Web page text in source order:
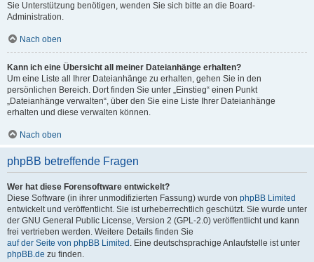
Sie Unterstützung benötigen, wenden Sie sich bitte an die Board-
Administration.
Nach oben
Kann ich eine Übersicht all meiner Dateianhänge erhalten?
Um eine Liste all Ihrer Dateianhänge zu erhalten, gehen Sie in den
persönlichen Bereich. Dort finden Sie unter „Einstieg“ einen Punkt
„Dateianhänge verwalten“, über den Sie eine Liste Ihrer Dateianhänge
erhalten und diese verwalten können.
Nach oben
phpBB betreffende Fragen
Wer hat diese Forensoftware entwickelt?
Diese Software (in ihrer unmodifizierten Fassung) wurde von phpBB Limited
entwickelt und veröffentlicht. Sie ist urheberrechtlich geschützt. Sie wurde unter
der GNU General Public License, Version 2 (GPL-2.0) veröffentlicht und kann
frei vertrieben werden. Weitere Details finden Sie
auf der Seite von phpBB Limited . Eine deutschsprachige Anlaufstelle ist unter
phpBB.de zu finden.